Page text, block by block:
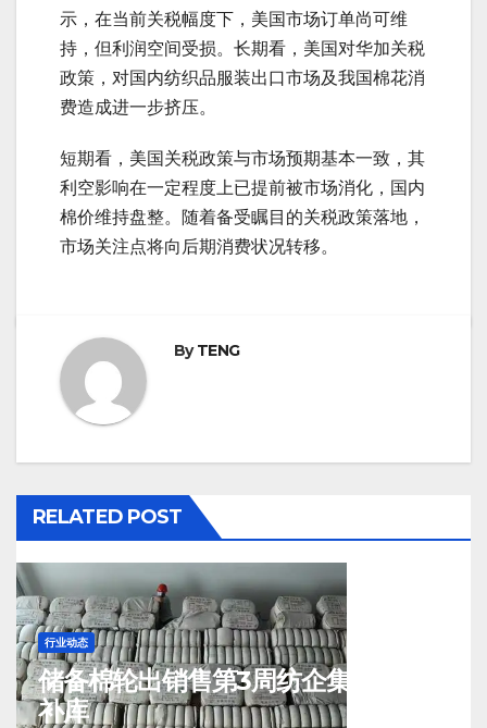
示，在当前关税幅度下，美国市场订单尚可维
持，但利润空间受损。长期看，美国对华加关税
政策，对国内纺织品服装出口市场及我国棉花消
费造成进一步挤压。
短期看，美国关税政策与市场预期基本一致，其
利空影响在一定程度上已提前被市场消化，国内
棉价维持盘整。随着备受瞩目的关税政策落地，
市场关注点将向后期消费状况转移。
ByTENG
RELATED POST
行业动态
储备棉轮出销售第3周纺企集中入场
补库